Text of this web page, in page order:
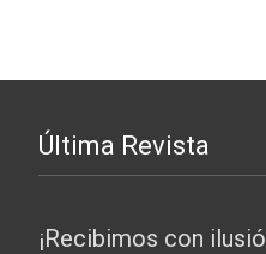
Última Revista
¡Recibimos con